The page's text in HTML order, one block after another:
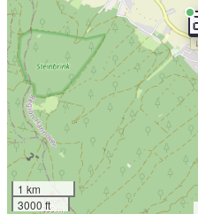
1 km
3000 ft